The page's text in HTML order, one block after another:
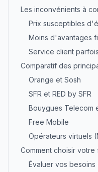
Les inconvénients à
Prix susceptibles
Moins d'avantages
Service client
Comparatif des
Orange et Sosh
SFR et RED by SFR
Bouygues Telecom
Free Mobile
Opérateurs virtuels
Comment choisir
Évaluer vos besoins